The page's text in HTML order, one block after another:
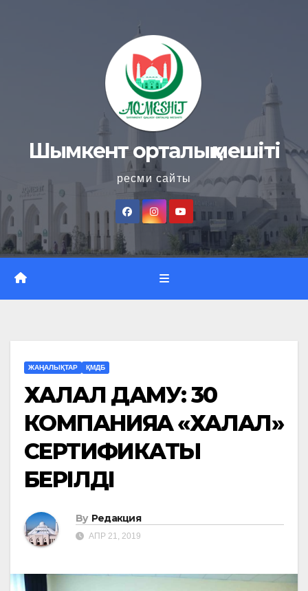
Шымкент орталық мешіті
ресми сайты
ЖАҢАЛЫҚТАР ҚМДБ
ХАЛАЛ ДАМУ: 30
КОМПАНИЯҒА «ХАЛАЛ»
СЕРТИФИКАТЫ
БЕРІЛДІ
By Редакция
АПР 21, 2019